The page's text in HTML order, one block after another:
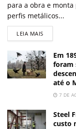
para a obra e
perfis metálicos...
LEIA MAIS
Em
foram
até o
7 DE
Steel
custo